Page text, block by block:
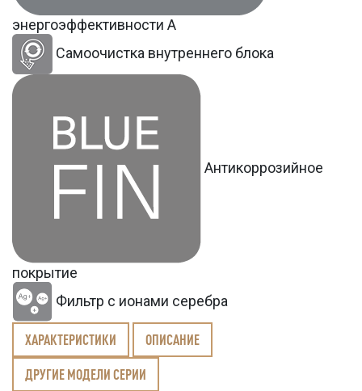
энергоэффективности A
Самоочистка внутреннего блока
Антикоррозийное
покрытие
Фильтр с ионами серебра
ХАРАКТЕРИСТИКИ ОПИСАНИЕ
ДРУГИЕ МОДЕЛИ СЕРИИ